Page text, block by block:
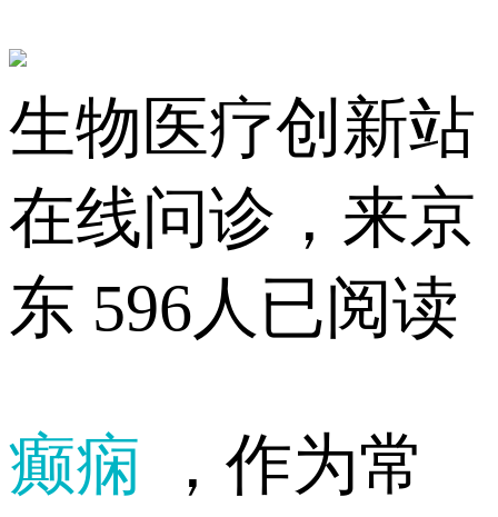
生物医疗创新站
在线问诊，来京
东 596人已阅读
癫痫
，作为常